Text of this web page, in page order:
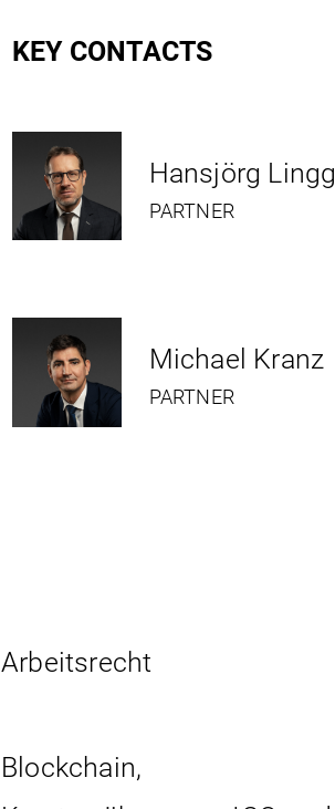
KEY CONTACTS
Hansjörg Lingg
PARTNER
Michael Kranz
PARTNER
Arbeits­recht
Blockchain,